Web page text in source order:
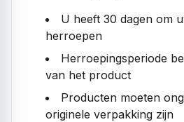
U heeft 30 dagen om
herroepen
Herroepingsperiode
van het product
Producten moeten
originele verpakking zijn